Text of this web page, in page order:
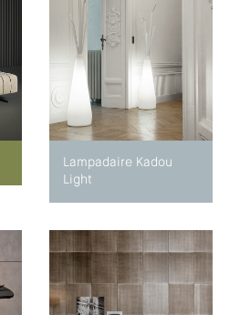
Lampadaire Kadou
Light